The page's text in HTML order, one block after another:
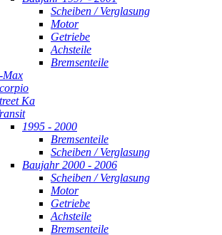
Scheiben / Verglasung
Motor
Getriebe
Achsteile
Bremsenteile
Max
Ka
1995 - 2000
Bremsenteile
Scheiben / Verglasung
Baujahr 2000 - 2006
Scheiben / Verglasung
Motor
Getriebe
Achsteile
Bremsenteile